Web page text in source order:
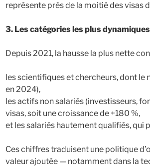
représente près de la moitié des visas
3. Les catégories les plus
Depuis 2021, la hausse la plus nette
les scientifiques et chercheurs, dont le
en 2024),
les actifs non salariés (investisseurs,
visas, soit une croissance de +180 %,
et les salariés hautement qualifiés, qui
Ces chiffres traduisent une politique
valeur ajoutée — notamment dans la